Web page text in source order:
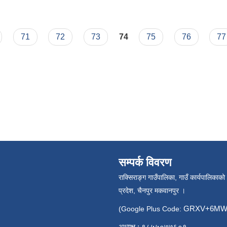
71 72 73 74 75 76 77
सम्पर्क विवरण
राक्सिराङ्ग गाउँपालिका, गाउँ
प्रदेश, चैनपुर मकवानपुर ।
(Google Plus Code: